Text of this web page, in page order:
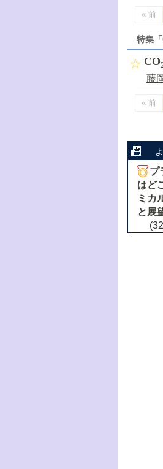
« 前
特集
CO
藤
« 前
プ
はど
ミカ
と展